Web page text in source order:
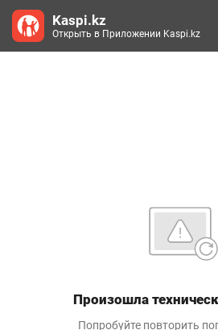
Произошла
Попробуйте повторить
Kaspi.kz
Открыть в Приложении Kaspi.kz